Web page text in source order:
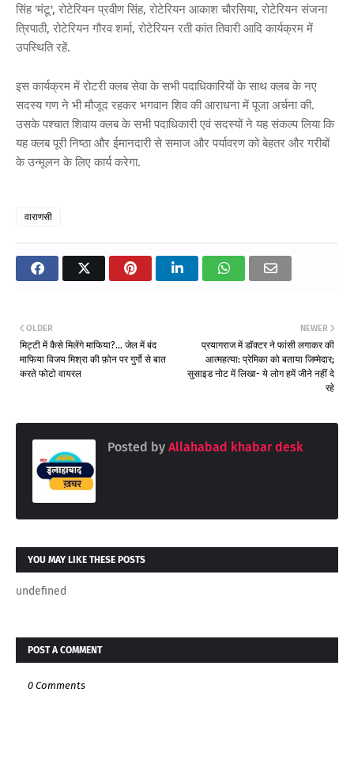
सिंह 'मंटू', रोटेरियन प्रवीण सिंह, रोटेरियन आकाश चौरसिया, रोटेरियन संजना
त्रिपाठी, रोटेरियन गौरव शर्मा, रोटेरियन रती कांत तिवारी आदि कार्यक्रम में
उपस्थिति रहें.
इस कार्यक्रम में रोटरी क्लब सेवा के सभी पदाधिकारियों के साथ क्लब के नए
सदस्य गण ने भी मौजूद रहकर भगवान शिव की आराधना में पूजा अर्चना की.
उसके पश्चात शिवाय क्लब के सभी पदाधिकारी एवं सदस्यों ने यह संकल्प लिया कि
यह क्लब पूरी निष्ठा और ईमानदारी से समाज और पर्यावरण को बेहतर और गरीबों
के उन्मूलन के लिए कार्य करेगा.
वाराणसी
NEWER
प्रयागराज में डॉक्टर ने फांसी लगाकर की
आत्महत्या: प्रेमिका को बताया जिम्मेदार;
सुसाइड नोट में लिखा- ये लोग हमें जीने नहीं दे
रहे
OLDER
मिट्टी में कैसे मिलेंगे माफिया?... जेल में बंद
माफिया विजय मिश्रा की फ़ोन पर गुर्गो से बात
करते फोटो वायरल
Posted by Allahabad khabar desk
YOU MAY LIKE THESE POSTS
undefined
POST A COMMENT
0 Comments